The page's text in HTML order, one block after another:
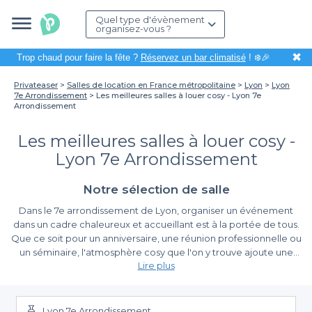
Quel type d'évènement
organisez-vous ?
Trop chaud pour faire la fête ? Réservez un bar climatisé! ❄️🎉 ✖
Privateaser Salles de location en France métropolitaine Lyon
Lyon
7e Arrondissement
Les meilleures salles à louer cosy - Lyon 7e
Arrondissement
Les meilleures salles à louer cosy -
Lyon 7e Arrondissement
Notre sélection de salle
Dans le 7e arrondissement de Lyon, organiser un événement
dans un cadre chaleureux et accueillant est à la portée de tous.
Que ce soit pour un anniversaire, une réunion professionnelle ou
un séminaire, l'atmosphère cosy que l'on y trouve ajoute une
touche unique à vos moments de partage. Ce quartier, riche en
qu'à être transformés en espaces de convivialité pour vos
échanges.
Pourquoi choisir Privateaser pour vos réservations ?
Lire plus